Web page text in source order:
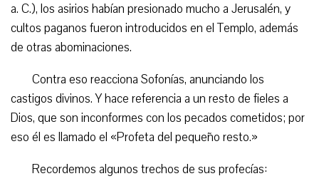
a. C.), los asirios habían presionado mucho a Jerusalén, y
cultos paganos fueron introducidos en el Templo, además
de otras abominaciones.
Contra eso reacciona Sofonías, anunciando los
castigos divinos. Y hace referencia a un resto de fieles a
Dios, que son inconformes con los pecados cometidos; por
eso él es llamado el «Profeta del pequeño resto.»
Recordemos algunos trechos de sus profecías: